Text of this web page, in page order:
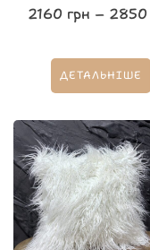
2160 грн – 2850
ДЕТАЛЬНІШЕ